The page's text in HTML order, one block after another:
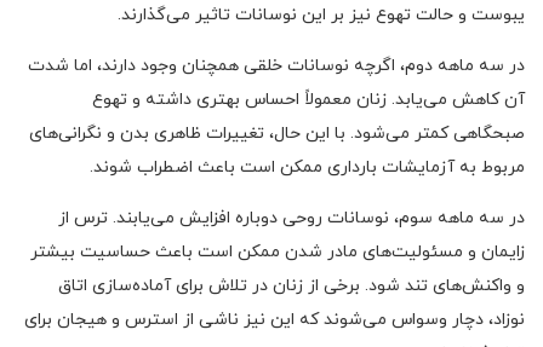
یبوست و حالت تهوع نیز بر این نوسانات تاثیر می‌گذارند.
در سه ماهه دوم، اگرچه نوسانات خلقی همچنان وجود دارند، اما شدت
آن کاهش می‌یابد. زنان معمولاً احساس بهتری داشته و تهوع
صبحگاهی کمتر می‌شود. با این حال، تغییرات ظاهری بدن و نگرانی‌های
مربوط به آزمایشات بارداری ممکن است باعث اضطراب شوند.
در سه ماهه سوم، نوسانات روحی دوباره افزایش می‌یابند. ترس از
زایمان و مسئولیت‌های مادر شدن ممکن است باعث حساسیت بیشتر
و واکنش‌های تند شود. برخی از زنان در تلاش برای آماده‌سازی اتاق
نوزاد، دچار وسواس می‌شوند که این نیز ناشی از استرس و هیجان برای